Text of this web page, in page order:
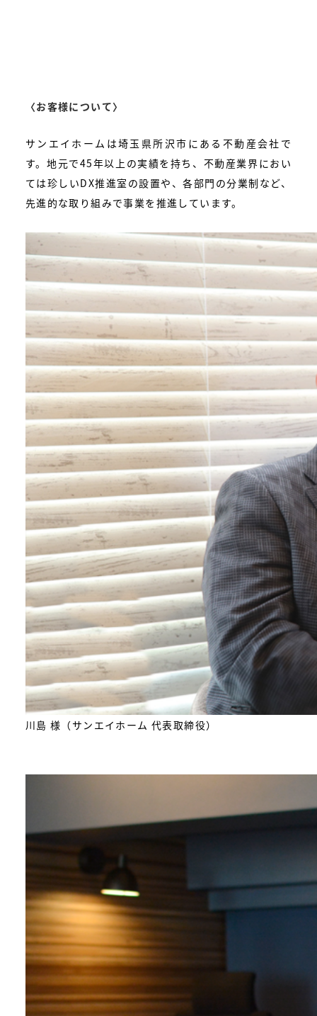
〈お客様について〉
サンエイホームは埼玉県所沢市にある不動産会社で
す。地元で45年以上の実績を持ち、不動産業界におい
ては珍しいDX推進室の設置や、各部門の分業制など、
先進的な取り組みで事業を推進しています。
川島 様（サンエイホーム 代表取締役）